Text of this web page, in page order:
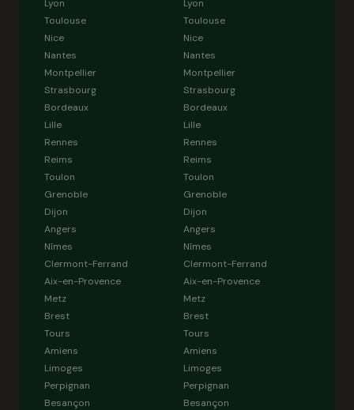
Lyon
Toulouse
Nice
Nantes
Montpellier
Strasbourg
Bordeaux
Lille
Rennes
Reims
Toulon
Grenoble
Dijon
Angers
Nîmes
Clermont-Ferrand
Aix-en-Provence
Metz
Brest
Tours
Amiens
Limoges
Perpignan
Besançon
Lyon
Toulouse
Nice
Nantes
Montpellier
Strasbourg
Bordeaux
Lille
Rennes
Reims
Toulon
Grenoble
Dijon
Angers
Nîmes
Clermont-Ferrand
Aix-en-Provence
Metz
Brest
Tours
Amiens
Limoges
Perpignan
Besançon